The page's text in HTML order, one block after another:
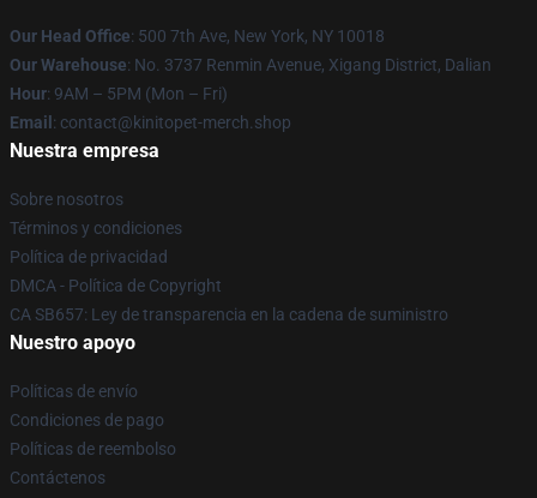
Our Head Office: 500 7th Ave, New York, NY 10018
Our Warehouse: No. 3737 Renmin Avenue, Xigang District, Dalian
Hour: 9AM – 5PM (Mon – Fri)
Email : contact@kinitopet-merch.shop
Nuestra empresa
Sobre nosotros
Términos y condiciones
Política de privacidad
DMCA - Política de Copyright
CA SB657: Ley de transparencia en la cadena de suministro
Nuestro apoyo
Políticas de envío
Condiciones de pago
Políticas de reembolso
Contáctenos